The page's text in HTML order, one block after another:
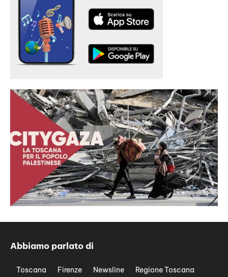
Abbiamo parlato di
Toscana Firenze Newsline
Regione Toscana